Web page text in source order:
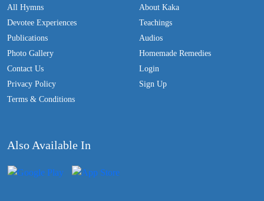
All Hymns
Devotee Experiences
Publications
Photo Gallery
Contact Us
Privacy Policy
Terms & Conditions
About Kaka
Teachings
Audios
Homemade Remedies
Login
Sign Up
Also Available In